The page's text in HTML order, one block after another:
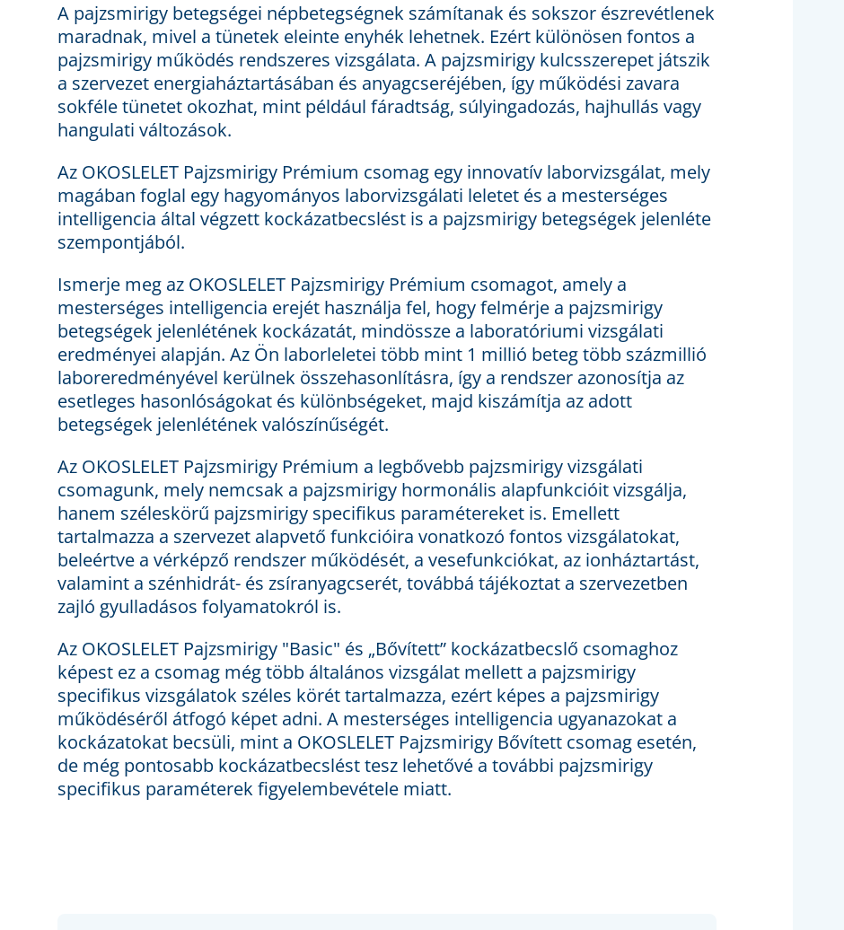
A pajzsmirigy betegségei népbetegségnek számítanak és sokszor észrevétlenek
maradnak, mivel a tünetek eleinte enyhék lehetnek. Ezért különösen fontos a
pajzsmirigy működés rendszeres vizsgálata. A pajzsmirigy kulcsszerepet játszik
a szervezet energiaháztartásában és anyagcseréjében, így működési zavara
sokféle tünetet okozhat, mint például fáradtság, súlyingadozás, hajhullás vagy
hangulati változások.
Az OKOSLELET Pajzsmirigy Prémium csomag egy innovatív laborvizsgálat, mely
magában foglal egy hagyományos laborvizsgálati leletet és a mesterséges
intelligencia által végzett kockázatbecslést is a pajzsmirigy betegségek jelenléte
szempontjából.
Ismerje meg az OKOSLELET Pajzsmirigy Prémium csomagot, amely a
mesterséges intelligencia erejét használja fel, hogy felmérje a pajzsmirigy
betegségek jelenlétének kockázatát, mindössze a laboratóriumi vizsgálati
eredményei alapján. Az Ön laborleletei több mint 1 millió beteg több százmillió
laboreredményével kerülnek összehasonlításra, így a rendszer azonosítja az
esetleges hasonlóságokat és különbségeket, majd kiszámítja az adott
betegségek jelenlétének valószínűségét.
Az OKOSLELET Pajzsmirigy Prémium a legbővebb pajzsmirigy vizsgálati
csomagunk, mely nemcsak a pajzsmirigy hormonális alapfunkcióit vizsgálja,
hanem széleskörű pajzsmirigy specifikus paramétereket is. Emellett
tartalmazza a szervezet alapvető funkcióira vonatkozó fontos vizsgálatokat,
beleértve a vérképző rendszer működését, a vesefunkciókat, az ionháztartást,
valamint a szénhidrát- és zsíranyagcserét, továbbá tájékoztat a szervezetben
zajló gyulladásos folyamatokról is.
Az OKOSLELET Pajzsmirigy "Basic" és „Bővített” kockázatbecslő csomaghoz
képest ez a csomag még több általános vizsgálat mellett a pajzsmirigy
specifikus vizsgálatok széles körét tartalmazza, ezért képes a pajzsmirigy
működéséről átfogó képet adni. A mesterséges intelligencia ugyanazokat a
kockázatokat becsüli, mint a OKOSLELET Pajzsmirigy Bővített csomag esetén,
de még pontosabb kockázatbecslést tesz lehetővé a további pajzsmirigy
specifikus paraméterek figyelembevétele miatt.